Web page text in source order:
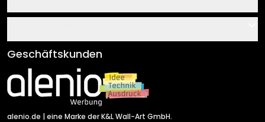
Über uns
Klebe- und Montageanleitungen
Newsletter An-/Abmeldung
Sendungsverfolgung
AGB
Impressum
Versand & Zahlung
Rücksendung
Geschäftskunden
alenio.de | eine Marke der K&L Wall-Art GmbH.